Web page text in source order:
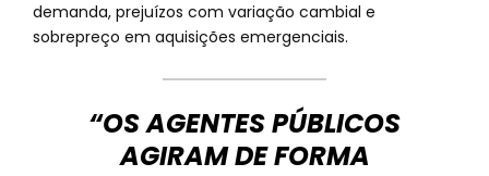
demanda, prejuízos com variação cambial e
sobrepreço em aquisições emergenciais.
“OS AGENTES PÚBLICOS
AGIRAM DE FORMA